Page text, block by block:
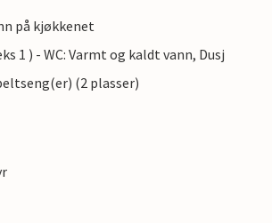
på kjøkkenet
1 ) - WC: Varmt og kaldt vann, Dusj
(2 plasser)